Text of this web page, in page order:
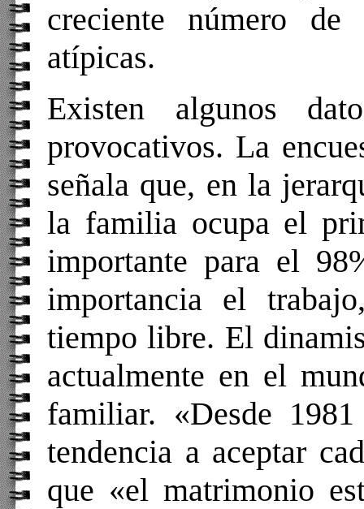
creciente número
atípicas.
Existen algunos
provocativos. La
señala que, en la
la familia ocupa el
importante para el
importancia el
tiempo libre. El
actualmente en el
familiar. «Desde
tendencia a aceptar
que «el matrimonio